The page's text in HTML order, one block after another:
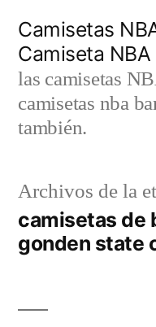
contenido
Camisetas
Camiseta NBA
las camisetas
camisetas nba
también.
Archivos de la
camisetas de
gonden state